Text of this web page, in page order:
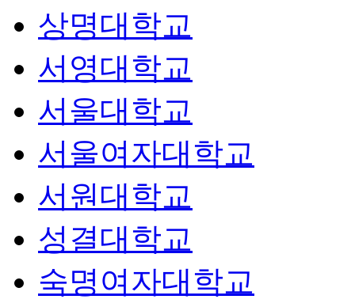
상명대학교
서영대학교
서울대학교
서울여자대학교
서원대학교
성결대학교
숙명여자대학교